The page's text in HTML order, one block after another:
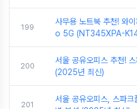
199
사무용 노트북 추천! 와
o 5G (NT345XPA-
200
서울 공유오피스 추천!
(2025년 최신)
201
서울 공유오피스, 스파